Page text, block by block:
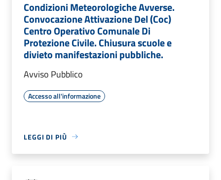
Condizioni Meteorologiche Avverse.
Convocazione Attivazione Del (Coc)
Centro Operativo Comunale Di
Protezione Civile. Chiusura scuole e
divieto manifestazioni pubbliche.
Avviso Pubblico
Accesso all'informazione
LEGGI DI PIÙ